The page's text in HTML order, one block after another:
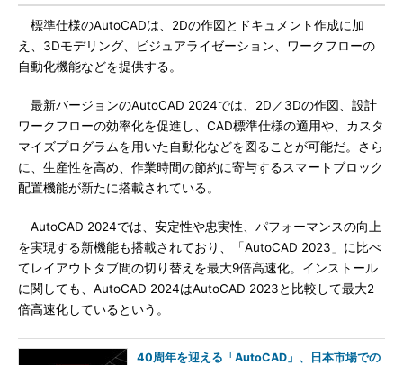
標準仕様のAutoCADは、2Dの作図とドキュメント作成に加
え、3Dモデリング、ビジュアライゼーション、ワークフローの
自動化機能などを提供する。
最新バージョンのAutoCAD 2024では、2D／3Dの作図、設計
ワークフローの効率化を促進し、CAD標準仕様の適用や、カスタ
マイズプログラムを用いた自動化などを図ることが可能だ。さら
に、生産性を高め、作業時間の節約に寄与するスマートブロック
配置機能が新たに搭載されている。
AutoCAD 2024では、安定性や忠実性、パフォーマンスの向上
を実現する新機能も搭載されており、「AutoCAD 2023」に比べ
てレイアウトタブ間の切り替えを最大9倍高速化。インストール
に関しても、AutoCAD 2024はAutoCAD 2023と比較して最大2
倍高速化しているという。
40周年を迎える「AutoCAD」、日本市場での